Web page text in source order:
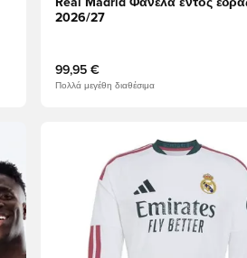
Real Madrid Φανέλα εντός
2026/27
99,95 €
Πολλά μεγέθη διαθέσιμα
Ανοίγει ένα Modal για να